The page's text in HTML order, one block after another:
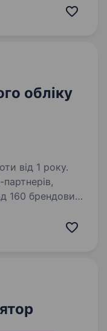
SKODA,
обліку
від 1 року.
160 брендових